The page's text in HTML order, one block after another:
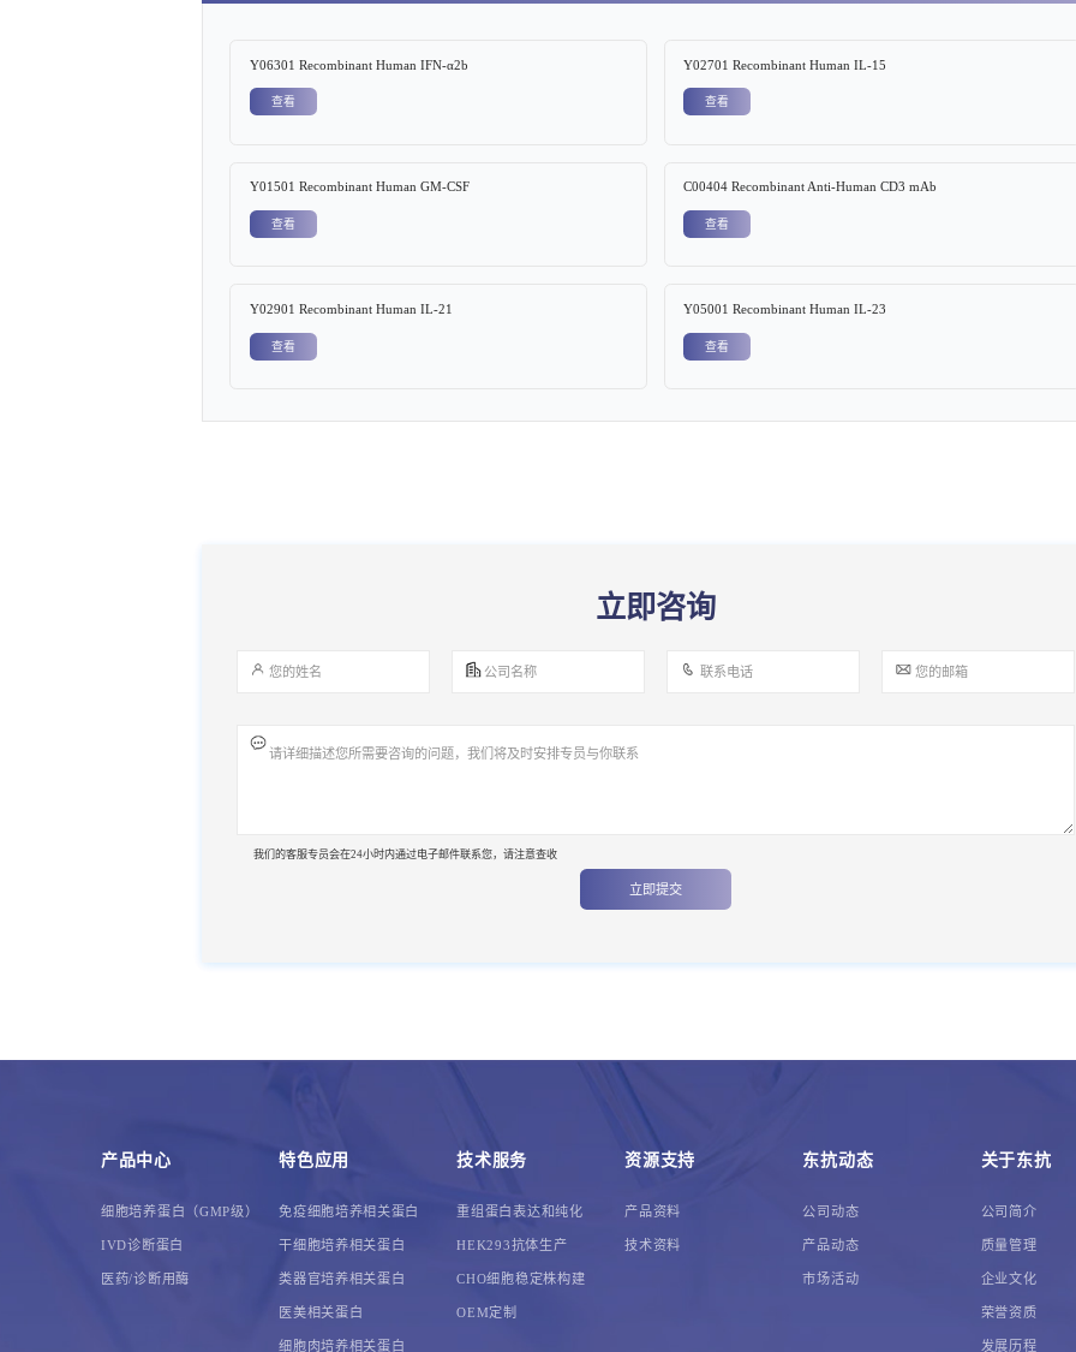
Y06301 Recombinant Human IFN-α2b
查看
Y02701 Recombinant Human IL-15
查看
Y01501 Recombinant Human GM-CSF
查看
C00404 Recombinant Anti-Human CD3 mAb
查看
Y02901 Recombinant Human IL-21
查看
Y05001 Recombinant Human IL-23
查看
立即咨询
我们的客服专员会在24小时内通过电子邮件联系您，请注意查收
立即提交
产品中心
细胞培养蛋白（GMP级）
IVD诊断蛋白
医药/诊断用酶
特色应用
免疫细胞培养相关蛋白
干细胞培养相关蛋白
类器官培养相关蛋白
医美相关蛋白
细胞肉培养相关蛋白
技术服务
重组蛋白表达和纯化
HEK293抗体生产
CHO细胞稳定株构建
OEM定制
资源支持
产品资料
技术资料
东抗动态
公司动态
产品动态
市场活动
关于东抗
公司简介
质量管理
企业文化
荣誉资质
发展历程